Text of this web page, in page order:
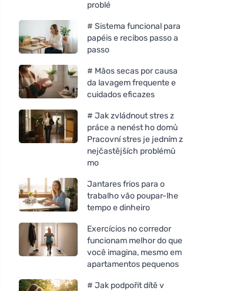
problé
# Sistema funcional para
papéis e recibos passo a
passo
# Mãos secas por causa
da lavagem frequente e
cuidados eficazes
# Jak zvládnout stres z
práce a nenést ho domů
Pracovní stres je jedním z
nejčastějších problémů
mo
Jantares frios para o
trabalho vão poupar-lhe
tempo e dinheiro
Exercícios no corredor
funcionam melhor do que
você imagina, mesmo em
apartamentos pequenos
# Jak podpořit dítě v